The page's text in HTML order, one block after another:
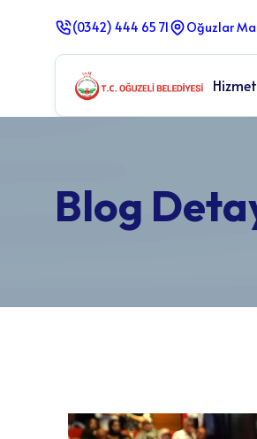
(0342) 444 65 71 Oğuzlar
Blog